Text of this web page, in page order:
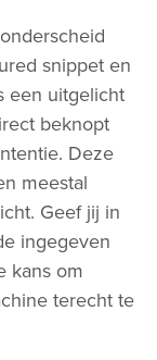
snippet en
een uitgelicht
beknopt
Deze
meestal
Geef jij in
ingegeven
kans om
terecht te